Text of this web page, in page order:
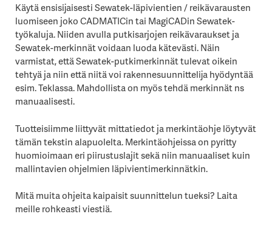
Käytä ensisijaisesti Sewatek-läpivientien / reikävarausten
luomiseen joko CADMATICin tai MagiCADin Sewatek-
työkaluja. Niiden avulla putkisarjojen reikävaraukset ja
Sewatek-merkinnät voidaan luoda kätevästi. Näin
varmistat, että Sewatek-putkimerkinnät tulevat oikein
tehtyä ja niin että niitä voi rakennesuunnittelija hyödyntää
esim. Teklassa. Mahdollista on myös tehdä merkinnät ns
manuaalisesti.
Tuotteisiimme liittyvät mittatiedot ja merkintäohje löytyvät
tämän tekstin alapuolelta. Merkintäohjeissa on pyritty
huomioimaan eri piirustuslajit sekä niin manuaaliset kuin
mallintavien ohjelmien läpivientimerkinnätkin.
Mitä muita ohjeita kaipaisit suunnittelun tueksi? Laita
meille rohkeasti viestiä.